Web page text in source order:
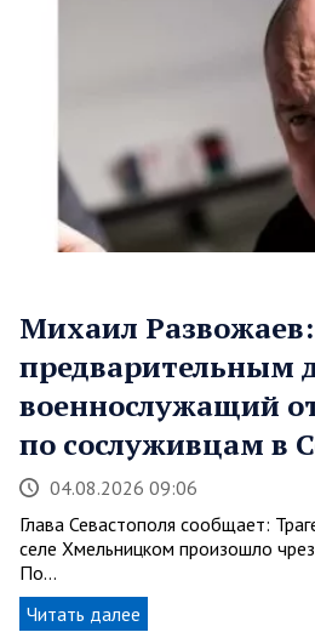
Михаил
предварительным
военнослужащий
по сослуживцам в
04.08.2026 09:06
Глава Севастополя сообщает:
селе Хмельницком произошло
По…
Читать далее